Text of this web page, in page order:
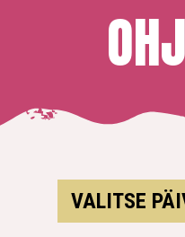
VALITSE